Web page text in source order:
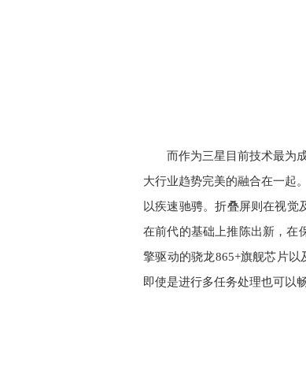
而作为三星目前技术最为
大行业趋势完美的融合在一起
以疾速驰骋。折叠屏则在视觉
在前代的基础上推陈出新，在
擎驱动的骁龙865+旗舰芯片以
即使是进行多任务处理也可以